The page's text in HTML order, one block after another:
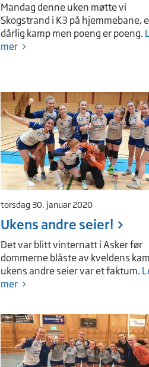
Mandag denne uken møtte vi
Skogstrand i K3 på hjemmebane,
dårlig kamp men poeng er poeng.
mer
torsdag 30. januar 2020
Ukens andre seier!
Det var blitt vinternatt i Asker før
dommerne blåste av kveldens
ukens andre seier var et faktum.
mer